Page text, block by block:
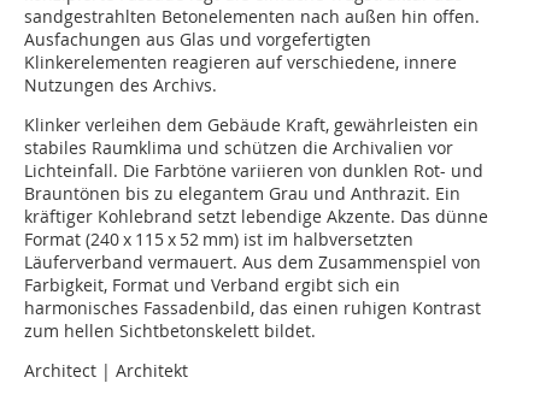
sandgestrahlten Betonelementen nach außen hin offen.
Ausfachungen aus Glas und vorgefertigten
Klinkerelementen reagieren auf verschiedene, innere
Nutzungen des Archivs.
Klinker verleihen dem Gebäude Kraft, gewährleisten ein
stabiles Raumklima und schützen die Archivalien vor
Lichteinfall. Die Farbtöne variieren von dunklen Rot- und
Brauntönen bis zu elegantem Grau und Anthrazit. Ein
kräftiger Kohlebrand setzt lebendige Akzente. Das dünne
Format (240 x 115 x 52 mm) ist im halbversetzten
Läuferverband vermauert. Aus dem Zusammenspiel von
Farbigkeit, Format und Verband ergibt sich ein
harmonisches Fassadenbild, das einen ruhigen Kontrast
zum hellen Sichtbetonskelett bildet.
Architect | Architekt